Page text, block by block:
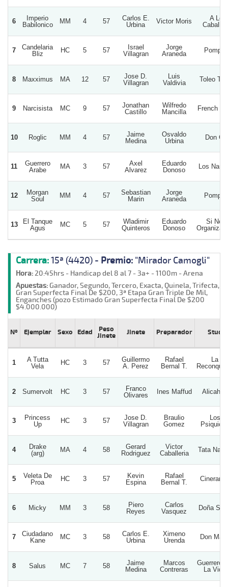
6
Imperio
Babilonico
MM 4 57
Carlos E.
Urbina
Victor Moris
A Lo
7
Candelaria
Bliz
HC 5 57
Israel
Villagran
Jorge
Araneda
Pompita
8 Maxximus MA 12 57
Jose D.
Villagran
Luis
Valdivia
Toleo
9 Narcisista MC 9 57
Jonathan
Castillo
Wilfredo
Mancilla
French
10 Roglic MM 4 57
Jaime
Medina
Osvaldo
Urbina
Don Gil
11
Guerrero
Arabe
MA 3 57
Axel
Alvarez
Eduardo
Donoso
Los
12
Morgan
Soul
MM 4 57
Sebastian
Marin
Jorge
Araneda
Pompita
13
El Tanque
Agus
MC 5 57
Wladimir
Quinteros
Eduardo
Donoso
Si Nos
Carrera:15ª (4420) - Premio: "Mirador Camogli"
Hora:20:45hrs - Handicap del 8 al 7 - 3a+ - 1100m - Arena
Apuestas:Ganador, Segundo, Tercero, Exacta, Quinela, Trifecta,
Gran Superfecta Final De $200, 3ª Etapa Gran Triple De Mil,
Enganches (pozo Estimado Gran Superfecta Final De $200
$4.000.000)
Nº Ejemplar Sexo Edad
Peso
Jinete
Jinete Preparador Stud
1
A Tutta
Vela
HC 3 57
Guillermo
A. Perez
Rafael
Bernal T.
La
2 Sumervolt HC 3 57
Franco
Olivares
Ines Maffud Alicahue
3
Princess
Up
HC 3 57
Jose D.
Villagran
Braulio
Gomez
Los
4
Drake
(arg)
MA 4 58
Gerard
Rodriguez
Victor
Caballeria
Tata
5
Veleta De
Proa
HC 3 57
Kevin
Espina
Rafael
Bernal T.
6 Micky MM 3 58
Piero
Reyes
Carlos
Vasquez
Doña
7
Ciudadano
Kane
MC 3 58
Carlos E.
Urbina
Ximeno
Urenda
Don
8 Salus MC 7 58
Jaime
Medina
Marcos
Contreras
Guerrero
La Vida